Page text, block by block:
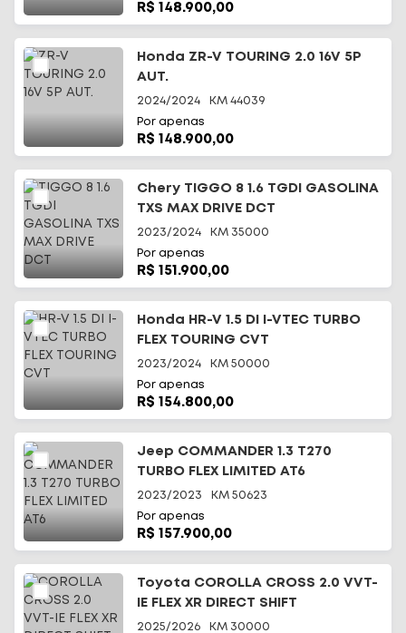
R$ 148.900,00
Honda ZR-V TOURING 2.0 16V 5P
AUT.
2024/2024 KM 44039
Por apenas
R$ 148.900,00
Chery TIGGO 8 1.6 TGDI GASOLINA
TXS MAX DRIVE DCT
2023/2024 KM 35000
Por apenas
R$ 151.900,00
Honda HR-V 1.5 DI I-VTEC TURBO
FLEX TOURING CVT
2023/2024 KM 50000
Por apenas
R$ 154.800,00
Jeep COMMANDER 1.3 T270
TURBO FLEX LIMITED AT6
2023/2023 KM 50623
Por apenas
R$ 157.900,00
Toyota COROLLA CROSS 2.0 VVT-
IE FLEX XR DIRECT SHIFT
2025/2026 KM 30000